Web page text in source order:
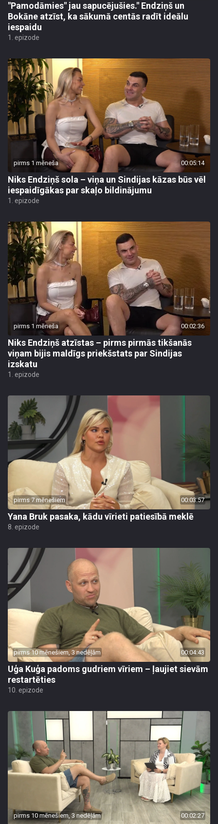
"Pamodāmies" jau sapucējušies." Endziņš un
Bokāne atzīst, ka sākumā centās radīt ideālu
iespaidu
1. epizode
pirms 1 mēneša 00:05:14
Niks Endziņš sola – viņa un Sindijas kāzas būs vēl
iespaidīgākas par skaļo bildinājumu
1. epizode
pirms 1 mēneša 00:02:36
Niks Endziņš atzīstas – pirms pirmās tikšanās
viņam bijis maldīgs priekšstats par Sindijas
izskatu
1. epizode
pirms 7 mēnešiem 00:03:57
Yana Bruk pasaka, kādu vīrieti patiesībā meklē
8. epizode
pirms 10 mēnešiem, 3 nedēļām 00:04:43
Uģa Kuģa padoms gudriem vīriem – ļaujiet sievām
restartēties
10. epizode
pirms 10 mēnešiem, 3 nedēļām 00:02:27